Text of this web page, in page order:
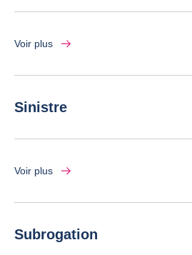
Voir plus
Sinistre
Voir plus
Subrogation